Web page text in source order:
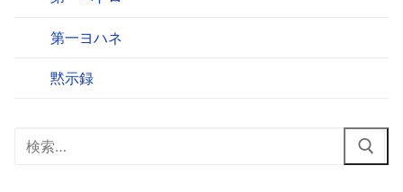
第一ヨハネ
黙示録